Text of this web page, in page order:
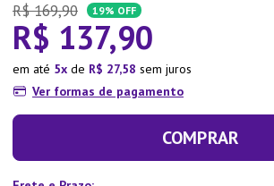
R$ 169,90 19% OFF
R$ 137,90
em até 5 de R$ 27,58 sem juros
Ver formas de pagamento
COMPRAR